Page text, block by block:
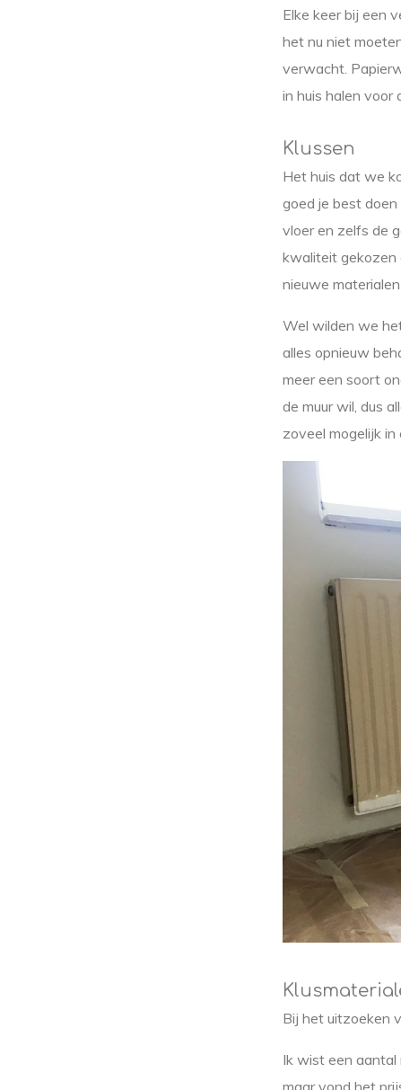
Elke keer bij een
het nu niet
verwacht.
in huis halen voor
Klussen
Het huis dat we
goed je best
vloer en zelfs de
kwaliteit gekozen
nieuwe
Wel wilden we
alles opnieuw
meer een soort
de muur wil, dus
zoveel mogelijk
Bij het uitzoeken
Ik wist een aantal
maar vond het